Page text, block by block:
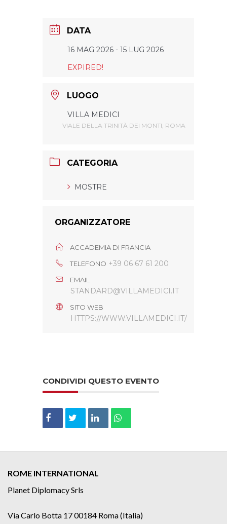
DATA
16 MAG 2026 - 15 LUG 2026
EXPIRED!
LUOGO
VILLA MEDICI
VIALE DELLA TRINITÀ DEI MONTI, ROMA
CATEGORIA
MOSTRE
ORGANIZZATORE
ACCADEMIA DI FRANCIA
TELEFONO +39 06 67 61 200
EMAIL
STANDARD@VILLAMEDICI.IT
SITO WEB
HTTPS://WWW.VILLAMEDICI.IT/
CONDIVIDI QUESTO EVENTO
ROME INTERNATIONAL
Planet Diplomacy Srls
Via Carlo Botta 17 00184 Roma (Italia)